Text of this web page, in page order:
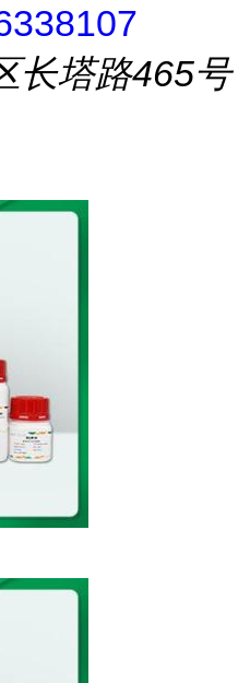
长塔路465号